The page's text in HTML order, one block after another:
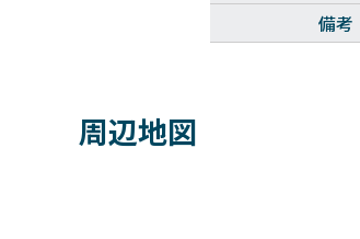
備考
周辺地図